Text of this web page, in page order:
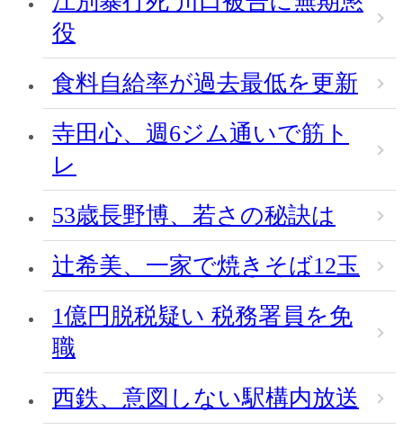
役
食料自給率が過去最低を更新
寺田心、週6ジム通いで筋ト
レ
53歳長野博、若さの秘訣は
辻希美、一家で焼きそば12玉
1億円脱税疑い 税務署員を免
職
西鉄、意図しない駅構内放送